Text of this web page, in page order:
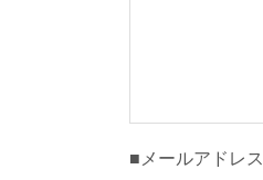
■メールアドレス